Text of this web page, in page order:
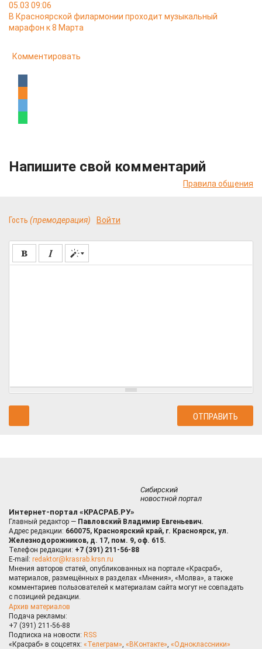
05.03 09:06
В Красноярской филармонии проходит музыкальный
марафон к 8 Марта
Комментировать
Напишите свой комментарий
Правила общения
Гость (премодерация) Войти
Сибирский
новостной портал
Интернет-портал «КРАСРАБ.РУ»
Главный редактор — Павловский Владимир Евгеньевич.
Адрес редакции: 660075, Красноярский край, г. Красноярск, ул.
Железнодорожников, д. 17, пом. 9, оф. 615.
Телефон редакции: +7 (391) 211-56-88
E-mail: redaktor@krasrab.krsn.ru
Мнения авторов статей, опубликованных на портале «Красраб»,
материалов, размещённых в разделах «Мнения», «Молва», а также
комментариев пользователей к материалам сайта могут не совпадать
с позицией редакции.
Архив материалов
Подача рекламы:
+7 (391) 211-56-88
Подписка на новости: RSS
«Красраб» в соцсетях: «Телеграм», «ВКонтакте», «Одноклассники»